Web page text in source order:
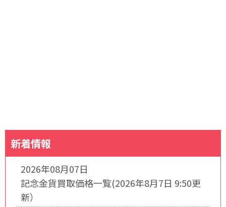
新着情報
2026年08月07日
記念金貨買取価格一覧(2026年8月7日 9:50更
新）